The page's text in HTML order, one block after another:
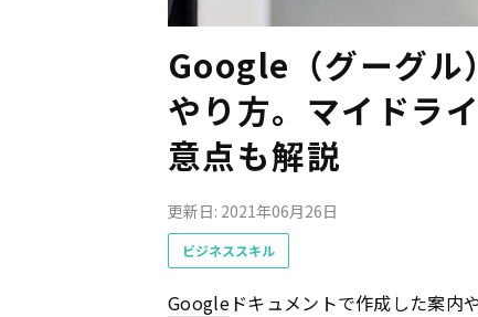
Google（グーグル
やり方。マイドラ
意点も解説
更新日: 2021年06月26日
ビジネススキル
Googleドキュメントで作成した案内